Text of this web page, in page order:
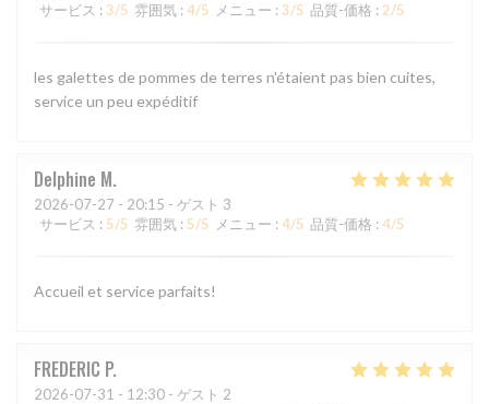
サービス : 3/5 雰囲気 : 4/5 メニュー : 3/5 品質-価格 : 2/5
les galettes de pommes de terres n'étaient pas bien cuites,
service un peu expéditif
Delphine M
2026-07-27 - 20:15 - ゲスト 3
サービス : 5/5 雰囲気 : 5/5 メニュー : 4/5 品質-価格 : 4/5
Accueil et service parfaits!
FREDERIC P
2026-07-31 - 12:30 - ゲスト 2